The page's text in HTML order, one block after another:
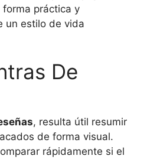
práctica y
un estilo de vida
De
, resulta útil resumir
de forma visual.
rápidamente si el